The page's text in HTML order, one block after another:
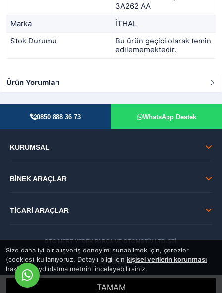
Size daha iyi bir alışveriş deneyimi sunabilmek için, çerezler
(cookies) kullanıyoruz. Detaylı bilgi için kişisel verilerin korunması
hakkında aydınlatma metnini inceleyebilirsiniz.
TAMAM
3A262 AA
Marka
İTHAL
Stok Durumu
Bu ürün geçici olarak temin
edilememektedir.
Ürün Yorumları
0850 888 36 73 WhatsApp Destek
KURUMSAL
BİNEK ARAÇLAR
TİCARİ ARAÇLAR
OTO MERT YEDEK PARÇA VE OTOMOTİV LTD. ŞTİ.
© 2026 Tüm Hakları Saklıdır.
GÜVENLİ: